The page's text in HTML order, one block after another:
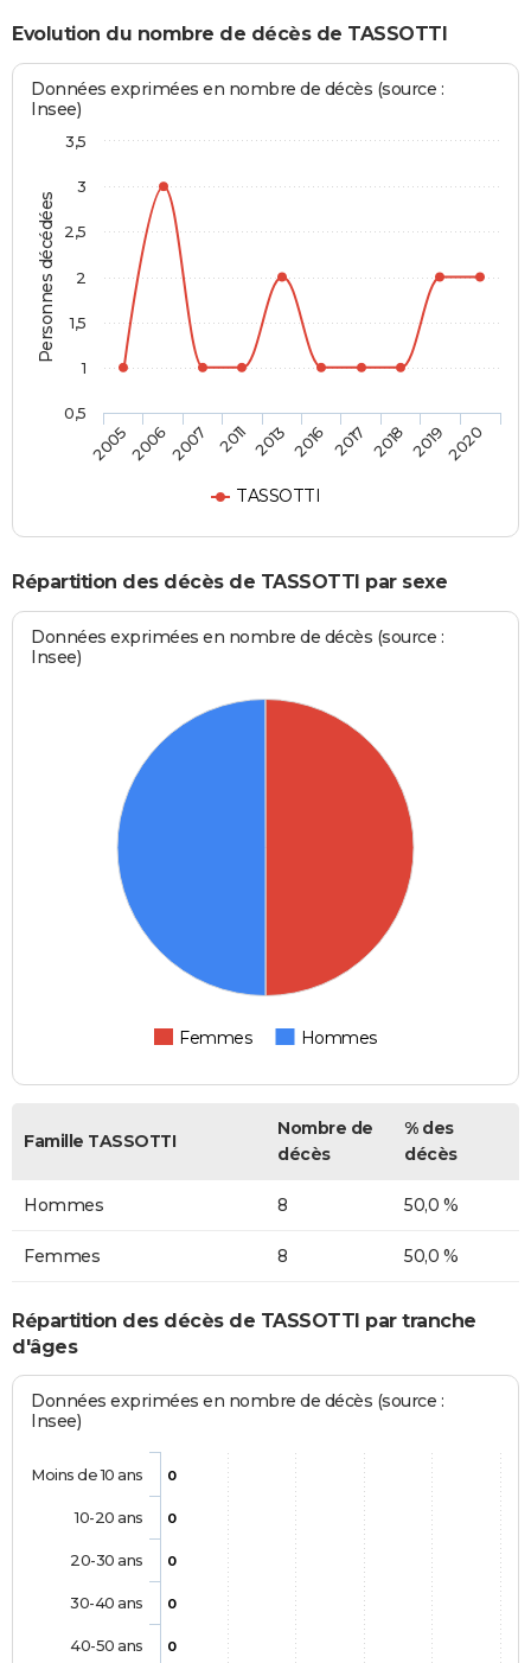
Evolution du nombre de décès de TASSOTTI
Personnes décédées
Données exprimées en nombre de décès (source :
Insee)
TASSOTTI
200520062007 2011 2013 2016 2017 2018 20192020
0,5
1
1,5
2
2,5
3
3,5
Répartition des décès de TASSOTTI par sexe
Données exprimées en nombre de décès (source :
Insee)
Femmes Hommes
Famille TASSOTTI
Nombre de
décès
% des
décès
Hommes 8 50,0 %
Femmes 8 50,0 %
Répartition des décès de TASSOTTI par tranche
d'âges
Données exprimées en nombre de décès (source :
Insee)
0
0
0
0
0
Moins de 10 ans
10-20 ans
20-30 ans
30-40 ans
40-50 ans